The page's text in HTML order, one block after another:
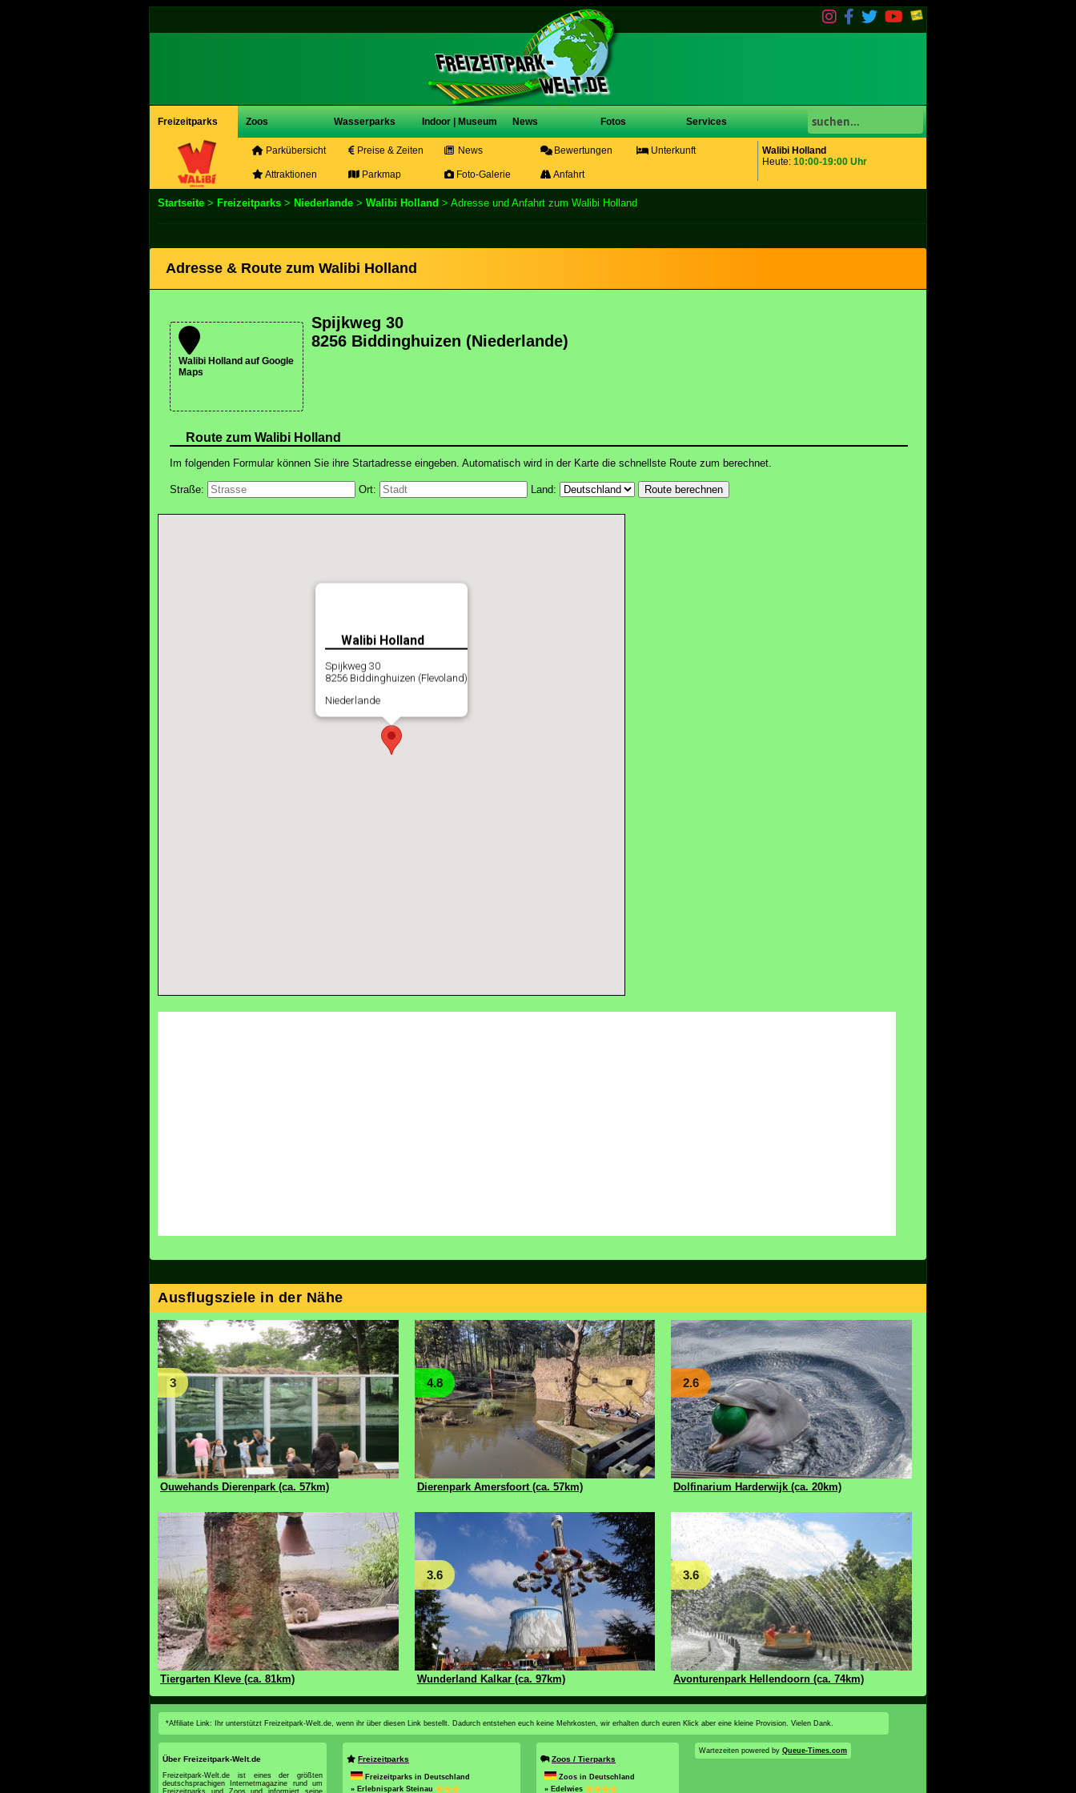
Freizeitparks Zoos Wasserparks Indoor | Museum News Fotos Services
Walibi Holland
Heute: 10:00-19:00 Uhr
Parkübersicht Preise & Zeiten News Bewertungen Unterkunft
Attraktionen Parkmap Foto-Galerie Anfahrt
Startseite > Freizeitparks > Niederlande > Walibi Holland > Adresse und Anfahrt zum Walibi Holland
Adresse & Route zum Walibi Holland
Walibi Holland auf Google
Maps
Spijkweg 30
8256 Biddinghuizen (Niederlande)
Route zum Walibi Holland
Im folgenden Formular können Sie ihre Startadresse eingeben. Automatisch wird in der Karte die schnellste Route zum berechnet.
Straße: Ort: Land:
Walibi Holland
Spijkweg 30
8256 Biddinghuizen (Flevoland)
Niederlande
Ausflugsziele in der Nähe
3
Ouwehands Dierenpark (ca. 57km)
4.8
Dierenpark Amersfoort (ca. 57km)
2.6
Dolfinarium Harderwijk (ca. 20km)
Tiergarten Kleve (ca. 81km)
3.6
Wunderland Kalkar (ca. 97km)
3.6
Avonturenpark Hellendoorn (ca. 74km)
*Affiliate Link: Ihr unterstützt Freizeitpark-Welt.de, wenn ihr über diesen Link bestellt. Dadurch entstehen euch keine Mehrkosten, wir erhalten durch euren Klick aber eine kleine Provision. Vielen Dank.
Über Freizeitpark-Welt.de
Freizeitpark-Welt.de ist eines der größten
deutschsprachigen Internetmagazine rund um
Freizeitparks
Freizeitparks in Deutschland
» Erlebnispark Steinau
Zoos / Tierparks
Zoos in Deutschland
» Edelwies
Wartezeiten powered by Queue-Times.com